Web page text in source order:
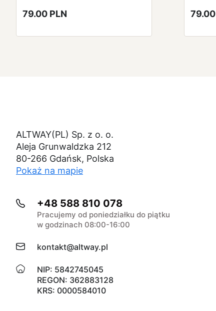
79.00 PLN 79.00
ALTWAY(PL) Sp. z o. o.
Aleja Grunwaldzka 212
80-266 Gdańsk, Polska
Pokaż na mapie
+48 588 810 078
Pracujemy od poniedziałku do piątku
w godzinach 08:00-16:00
kontakt@altway.pl
NIP: 5842745045
REGON: 362883128
KRS: 0000584010